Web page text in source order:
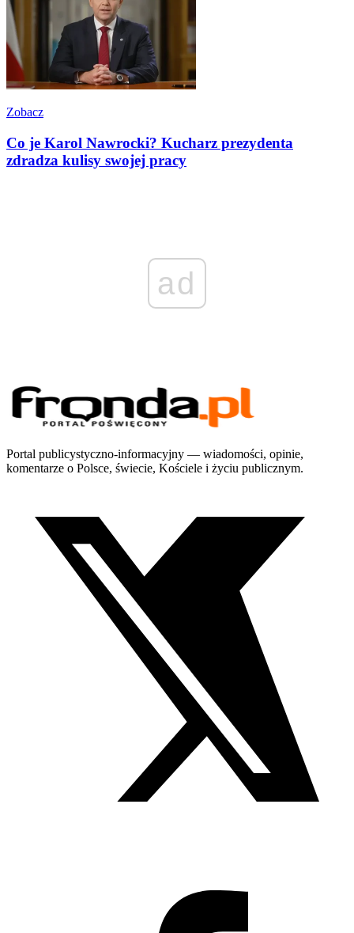
Zobacz
Co je Karol Nawrocki? Kucharz prezydenta
zdradza kulisy swojej pracy
ad
Portal publicystyczno-informacyjny — wiadomości, opinie,
komentarze o Polsce, świecie, Kościele i życiu publicznym.